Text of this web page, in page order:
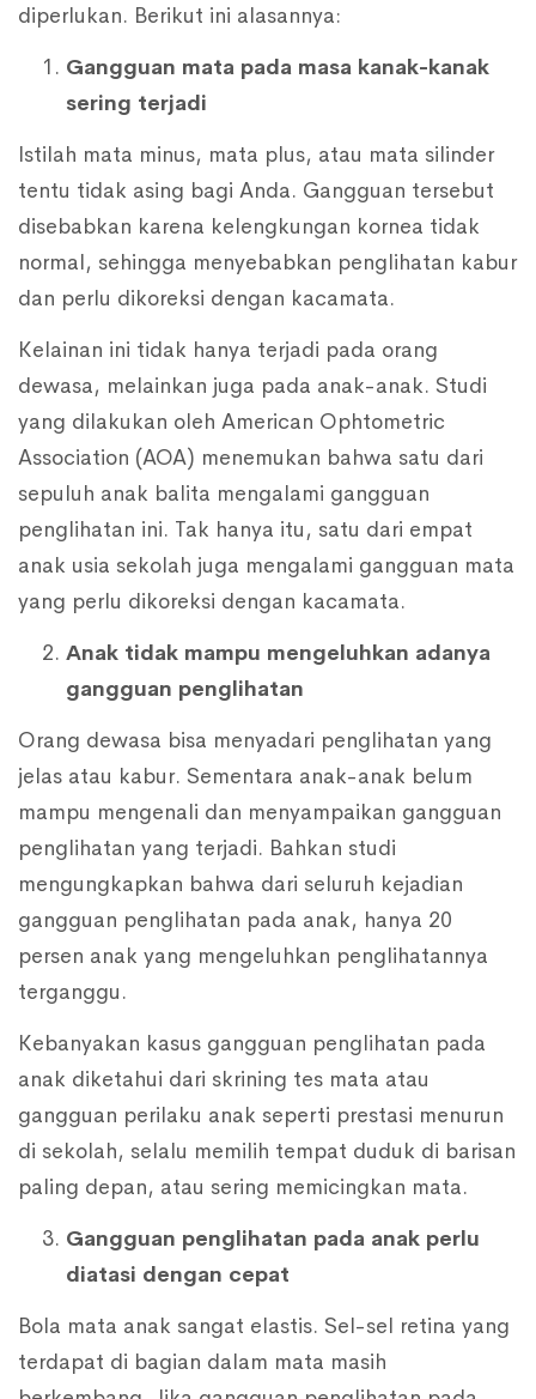
diperlukan. Berikut ini alasannya:
Gangguan mata pada masa kanak-kanak
sering terjadi
Istilah mata minus, mata plus, atau mata silinder
tentu tidak asing bagi Anda. Gangguan tersebut
disebabkan karena kelengkungan kornea tidak
normal, sehingga menyebabkan penglihatan kabur
dan perlu dikoreksi dengan kacamata.
Kelainan ini tidak hanya terjadi pada orang
dewasa, melainkan juga pada anak-anak. Studi
yang dilakukan oleh American Ophtometric
Association (AOA) menemukan bahwa satu dari
sepuluh anak balita mengalami gangguan
penglihatan ini. Tak hanya itu, satu dari empat
anak usia sekolah juga mengalami gangguan mata
yang perlu dikoreksi dengan kacamata.
Anak tidak mampu mengeluhkan adanya
gangguan penglihatan
Orang dewasa bisa menyadari penglihatan yang
jelas atau kabur. Sementara anak-anak belum
mampu mengenali dan menyampaikan gangguan
penglihatan yang terjadi. Bahkan studi
mengungkapkan bahwa dari seluruh kejadian
gangguan penglihatan pada anak, hanya 20
persen anak yang mengeluhkan penglihatannya
terganggu.
Kebanyakan kasus gangguan penglihatan pada
anak diketahui dari skrining tes mata atau
gangguan perilaku anak seperti prestasi menurun
di sekolah, selalu memilih tempat duduk di barisan
paling depan, atau sering memicingkan mata.
Gangguan penglihatan pada anak perlu
diatasi dengan cepat
Bola mata anak sangat elastis. Sel-sel retina yang
terdapat di bagian dalam mata masih